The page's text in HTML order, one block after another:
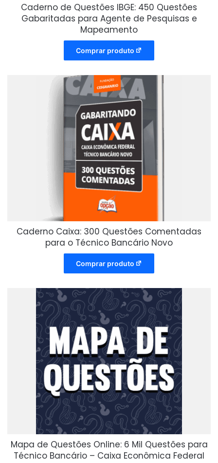
Caderno de Questões IBGE: 450 Questões
Gabaritadas para Agente de Pesquisas e
Mapeamento
Comprar produto
Caderno Caixa: 300 Questões Comentadas
para o Técnico Bancário Novo
Comprar produto
Mapa de Questões Online: 6 Mil Questões para
Técnico Bancário – Caixa Econômica Federal